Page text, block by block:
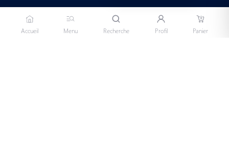
Accueil Menu Recherche Profil Panier